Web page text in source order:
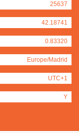
25637
42.18741
0.83320
Europe/Madrid
UTC+1
Y